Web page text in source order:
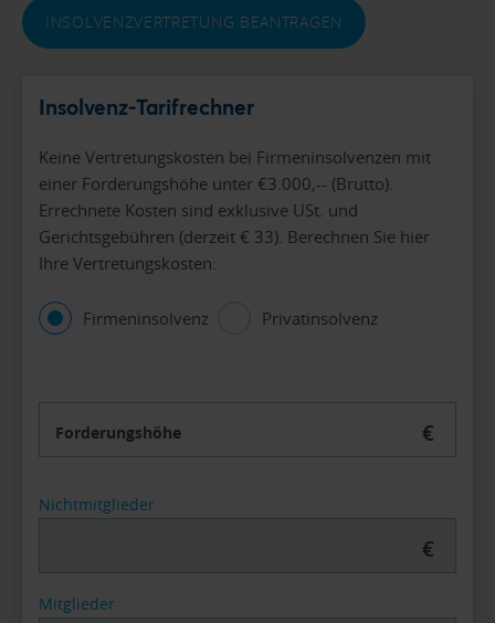
INSOLVENZVERTRETUNG BEANTRAGEN
Insolvenz-Tarifrechner
Keine Vertretungskosten bei Firmeninsolvenzen mit
einer Forderungshöhe unter €3.000,-- (Brutto).
Errechnete Kosten sind exklusive USt. und
Gerichtsgebühren (derzeit € 33). Berechnen Sie hier
Ihre Vertretungskosten:
Firmeninsolvenz Privatinsolvenz
Forderungshöhe €
Nichtmitglieder
€
Mitglieder